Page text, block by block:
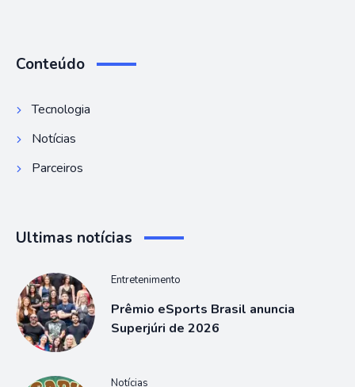
Conteúdo
Tecnologia
Notícias
Parceiros
Ultimas notícias
Entretenimento
Prêmio eSports Brasil anuncia
Superjúri de 2026
Notícias